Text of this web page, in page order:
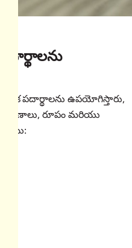
అనేక పదార్థాలను ఉపయోగిస్తారు,
లక్షణాలు, రూపం మరియు